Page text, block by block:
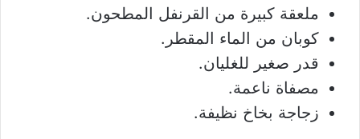
ملعقة كبيرة من القرنفل المطحون.
كوبان من الماء المقطر.
قدر صغير للغليان.
مصفاة ناعمة.
زجاجة بخاخ نظيفة.